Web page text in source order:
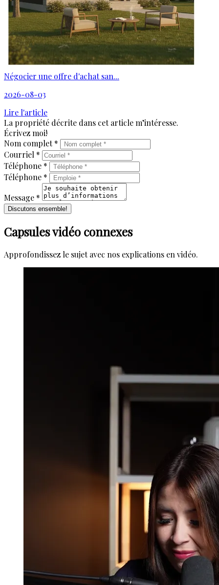
Négocier une offre d'achat san...
2026-08-03
Lire l'article
La propriété décrite dans cet article m’intéresse.
Écrivez moi!
Nom complet *
Courriel *
Téléphone *
Téléphone *
Message *
Discutons ensemble!
Capsules vidéo connexes
Approfondissez le sujet avec nos explications en vidéo.